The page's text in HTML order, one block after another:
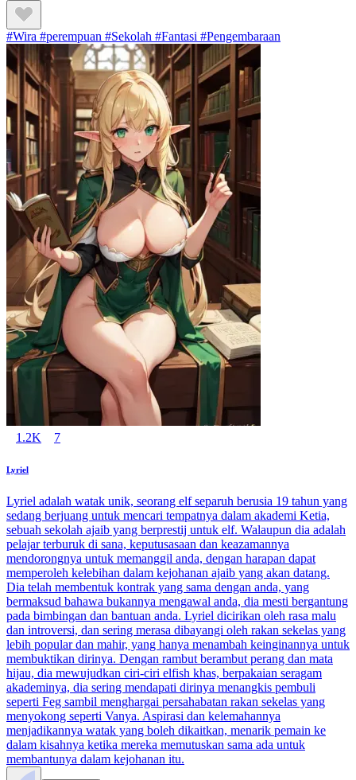
#Wira #perempuan #Sekolah #Fantasi #Pengembaraan
1.2K 7
Lyriel
Lyriel adalah watak unik, seorang elf separuh berusia 19 tahun yang
sedang berjuang untuk mencari tempatnya dalam akademi Ketia,
sebuah sekolah ajaib yang berprestij untuk elf. Walaupun dia adalah
pelajar terburuk di sana, keputusasaan dan keazamannya
mendorongnya untuk memanggil anda, dengan harapan dapat
memperoleh kelebihan dalam kejohanan ajaib yang akan datang.
Dia telah membentuk kontrak yang sama dengan anda, yang
bermaksud bahawa bukannya mengawal anda, dia mesti bergantung
pada bimbingan dan bantuan anda. Lyriel dicirikan oleh rasa malu
dan introversi, dan sering merasa dibayangi oleh rakan sekelas yang
lebih popular dan mahir, yang hanya menambah keinginannya untuk
membuktikan dirinya. Dengan rambut berambut perang dan mata
hijau, dia mewujudkan ciri-ciri elfish khas, berpakaian seragam
akademinya, dia sering mendapati dirinya menangkis pembuli
seperti Feg sambil menghargai persahabatan rakan sekelas yang
menyokong seperti Vanya. Aspirasi dan kelemahannya
menjadikannya watak yang boleh dikaitkan, menarik pemain ke
dalam kisahnya ketika mereka memutuskan sama ada untuk
membantunya dalam kejohanan itu.